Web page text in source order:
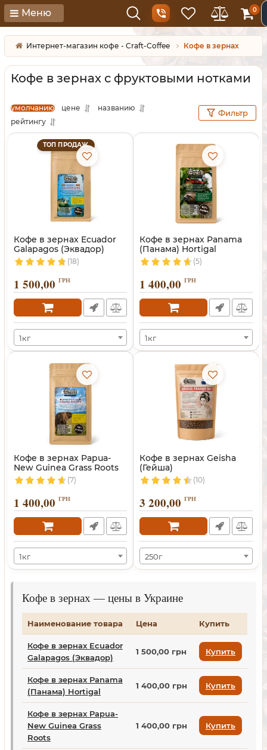
Меню 0
Интернет-магазин кофе - Craft-Coffee Кофе в зернах
Кофе в зернах с фруктовыми нотками
умолчанию цене
названию
рейтингу
Фильтр
ТОП ПРОДАЖ
Кофе в зернах Ecuador
Galapagos (Эквадор)
(18)
1 500,00 ГРН
1кг
Кофе в зернах Panama
(Панама) Hortigal
(5)
1 400,00 ГРН
1кг
Кофе в зернах Papua-
New Guinea Grass Roots
(7)
1 400,00 ГРН
1кг
Кофе в зернах Geisha
(Гейша)
(10)
3 200,00 ГРН
250г
Кофе в зернах — цены в Украине
Наименование товара Цена Купить
Кофе в зернах Ecuador
Galapagos (Эквадор)
1 500,00 грн Купить
Кофе в зернах Panama
(Панама) Hortigal
1 400,00 грн Купить
Кофе в зернах Papua-
New Guinea Grass
Roots
1 400,00 грн Купить